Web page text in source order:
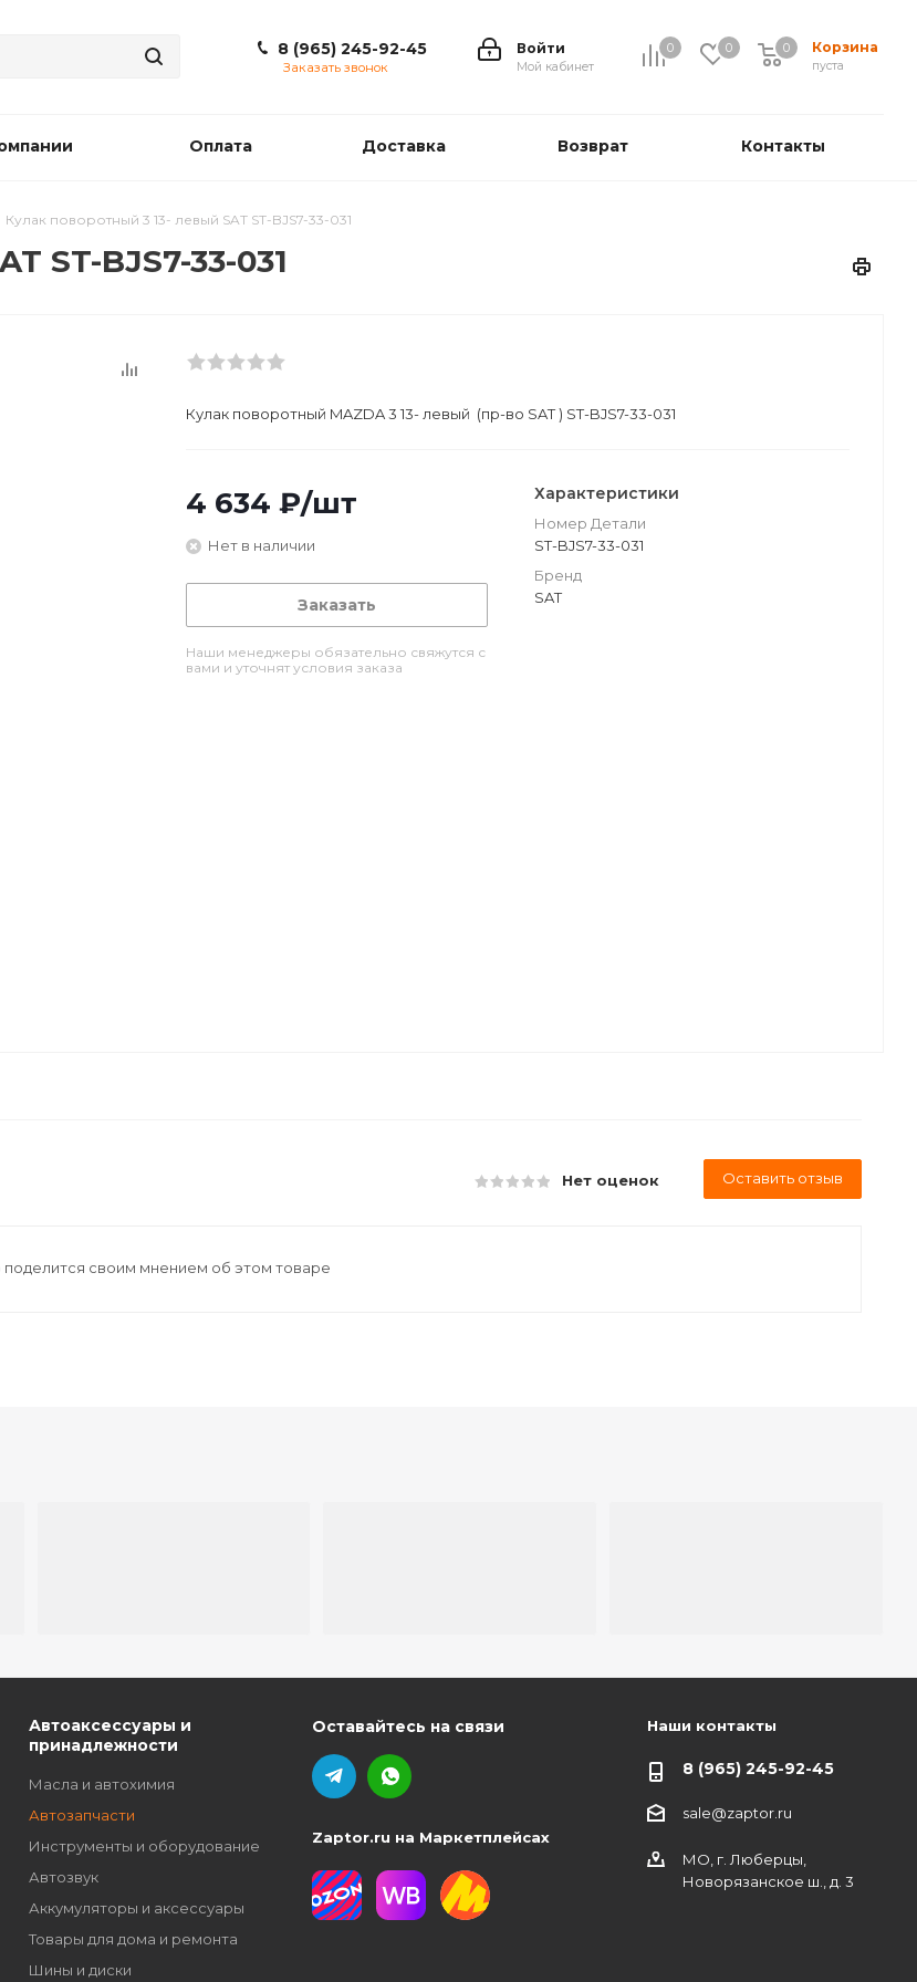
0 0 Корзина
0
пуста
0
Войти
Мой кабинет
8 (965) 245-92-45
Заказать звонок
Оплата Доставка Возврат Контакты
Кулак поворотный 3 13- левый SAT ST-BJS7-33-031
ST-BJS7-33-031
Кулак поворотный MAZDA 3 13- левый (пр-во SAT ) ST-BJS7-33-031
4 634 ₽/шт
Нет в наличии
Заказать
Наши менеджеры обязательно свяжутся с
вами и уточнят условия заказа
Характеристики
Номер Детали
ST-BJS7-33-031
Бренд
SAT
Нет оценок Оставить отзыв
своим мнением об этом товаре
Автоаксессуары и
принадлежности
Масла и автохимия
Автозапчасти
Инструменты и оборудование
Автозвук
Аккумуляторы и аксессуары
Товары для дома и ремонта
Шины и диски
Оставайтесь на связи
Zaptor.ru на Маркетплейсах
Наши контакты
8 (965) 245-92-45
sale@zaptor.ru
МО, г. Люберцы,
Новорязанское ш., д. 3